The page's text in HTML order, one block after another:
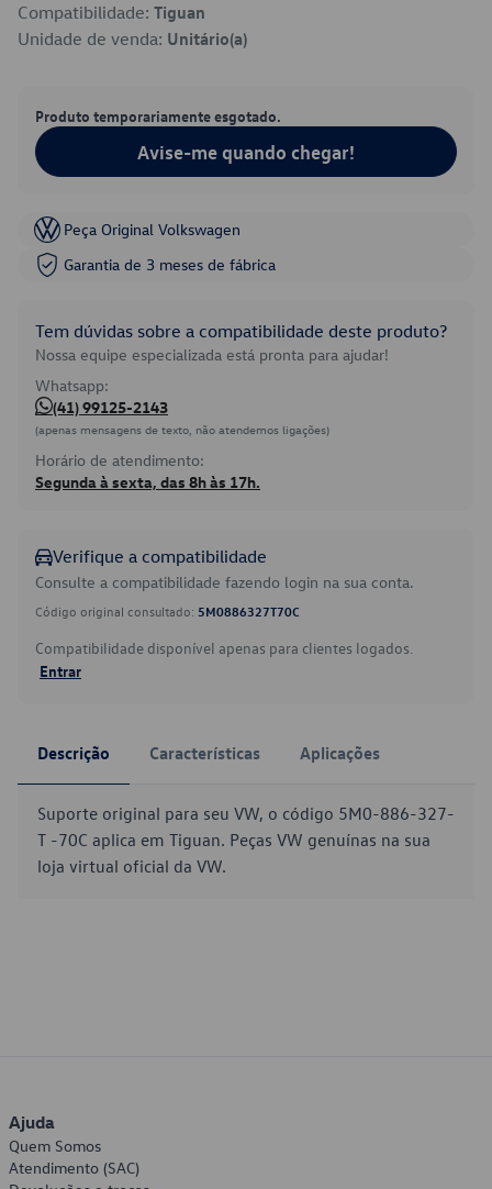
Compatibilidade: Tiguan
Unidade de venda: Unitário(a)
Produto temporariamente esgotado.
Avise-me quando chegar!
Peça Original Volkswagen
Garantia de 3 meses de fábrica
Tem dúvidas sobre a compatibilidade deste produto?
Nossa equipe especializada está pronta para ajudar!
Whatsapp:
(41) 99125-2143
(apenas mensagens de texto, não atendemos ligações)
Horário de atendimento:
Segunda à sexta, das 8h às 17h.
Verifique a compatibilidade
Consulte a compatibilidade fazendo login na sua conta.
Código original consultado: 5M0886327T70C
Compatibilidade disponível apenas para clientes logados.
Entrar
Descrição Características Aplicações
Suporte original para seu VW, o código 5M0-886-327-
T -70C aplica em Tiguan. Peças VW genuínas na sua
loja virtual oficial da VW.
Ajuda
Quem Somos
Atendimento (SAC)